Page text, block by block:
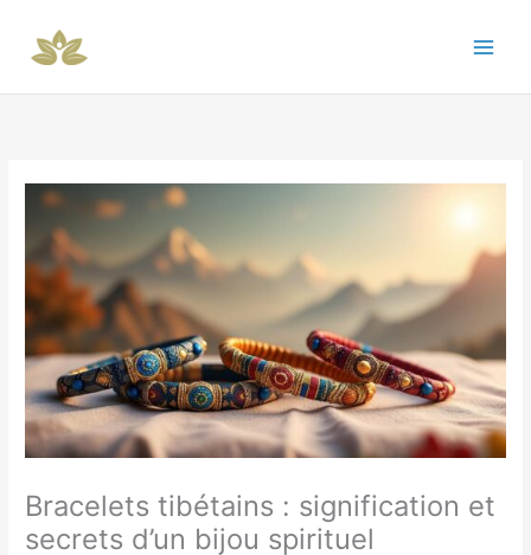
contenu
Bracelets tibétains : signification et
secrets d’un bijou spirituel